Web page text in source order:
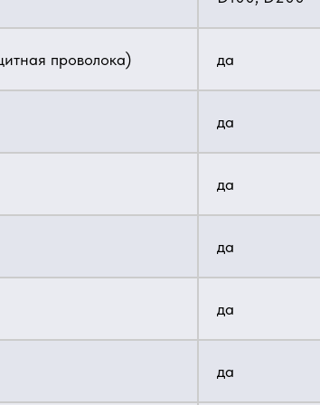
проволока) да
да
да
да
да
да